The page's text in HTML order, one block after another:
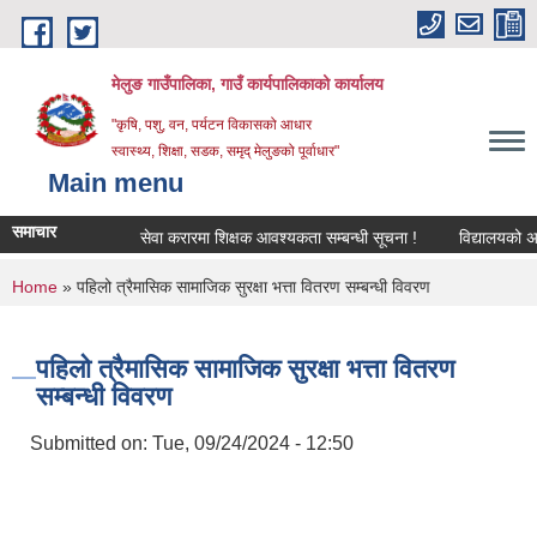
Skip to main content
मेलुङ गाउँपालिका, गाउँ कार्यपालिकाको कार्यालय
"कृषि, पशु, वन, पर्यटन विकासको आधार
स्वास्थ्य, शिक्षा, सडक, समृद् मेलुङको पूर्वाधार"
Main menu
समाचार सेवा करारमा शिक्षक आवश्‍यकता सम्बन्धी सूचना ! विद्यालयको
You are here
Home » पहिलो त्रैमासिक सामाजिक सुरक्षा भत्ता वितरण सम्बन्धी विवरण
पहिलो त्रैमासिक सामाजिक सुरक्षा भत्ता वितरण
सम्बन्धी विवरण
Submitted on: Tue, 09/24/2024 - 12:50